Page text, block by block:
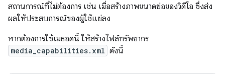
สถานการณ์ที่ไม่ต้องการ เช่น เมื่อสร้างภาพขนาดย่อของวิดีโอ ซึ่งส่ง
ผลให้ประสบการณ์ของผู้ใช้แย่ลง
หากต้องการใช้เมธอดนี้ ให้สร้างไฟล์ทรัพยากร
media_capabilities.xml ดังนี้